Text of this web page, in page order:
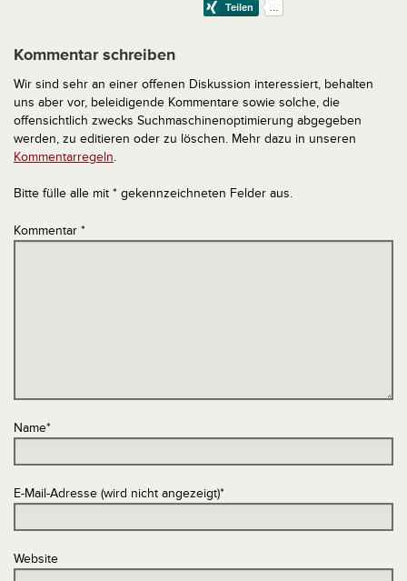
Kommentar schreiben
Wir sind sehr an einer offenen Diskussion interessiert, behalten
uns aber vor, beleidigende Kommentare sowie solche, die
offensichtlich zwecks Suchmaschinenoptimierung abgegeben
werden, zu editieren oder zu löschen. Mehr dazu in unseren
Kommentarregeln.
Bitte fülle alle mit * gekennzeichneten Felder aus.
Kommentar *
Name*
E-Mail-Adresse (wird nicht angezeigt)*
Website